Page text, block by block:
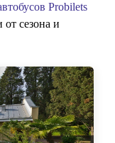
Probilets
сезона и